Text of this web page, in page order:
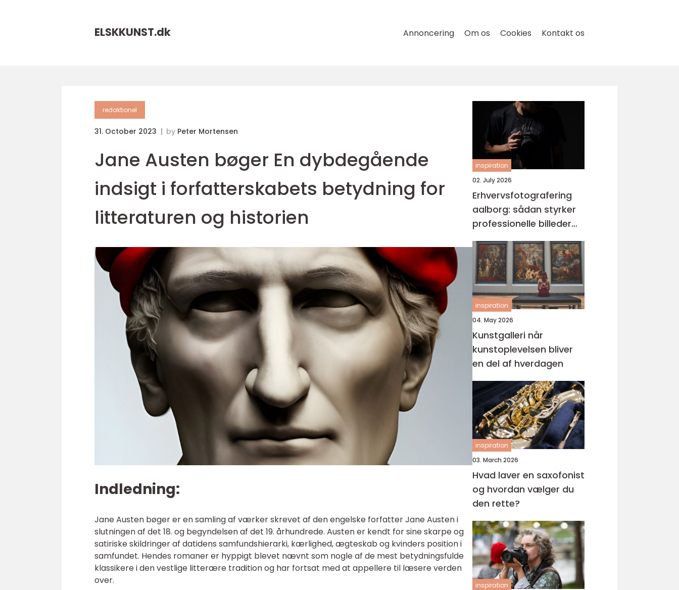
ELSKKUNST.dk Annoncering Om os Cookies Kontakt os
redaktionel
31. October 2023 by Peter Mortensen
Jane Austen bøger En dybdegående
indsigt i forfatterskabets betydning for
litteraturen og historien
Indledning:
Jane Austen bøger er en samling af værker skrevet af den engelske forfatter Jane Austen i
slutningen af det 18. og begyndelsen af det 19. århundrede. Austen er kendt for sine skarpe og
satiriske skildringer af datidens samfundshierarki, kærlighed, ægteskab og kvinders position i
samfundet. Hendes romaner er hyppigt blevet nævnt som nogle af de mest betydningsfulde
klassikere i den vestlige litterære tradition og har fortsat med at appellere til læsere verden
over.
inspiration
02. July 2026
Erhvervsfotografering
aalborg: sådan styrker
professionelle billeder
din virksomhed
inspiration
04. May 2026
Kunstgalleri når
kunstoplevelsen bliver
en del af hverdagen
inspiration
03. March 2026
Hvad laver en saxofonist
og hvordan vælger du
den rette?
inspiration